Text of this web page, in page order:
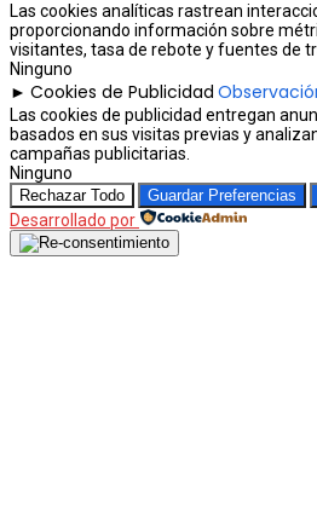
Las cookies analíticas rastrean
proporcionando información sobre
visitantes, tasa de rebote y fuentes de
Ninguno
► Cookies de Publicidad
Las cookies de publicidad entregan
basados en sus visitas previas y
campañas publicitarias.
Ninguno
Rechazar Todo Guardar Preferencias
Desarrollado por